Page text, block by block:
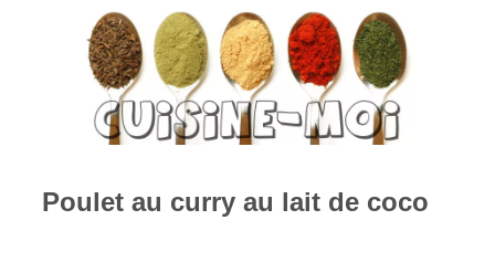
Poulet au curry au lait de coco